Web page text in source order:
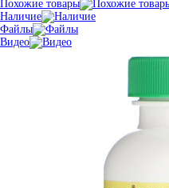
Похожие товары
Наличие
Файлы
Видео